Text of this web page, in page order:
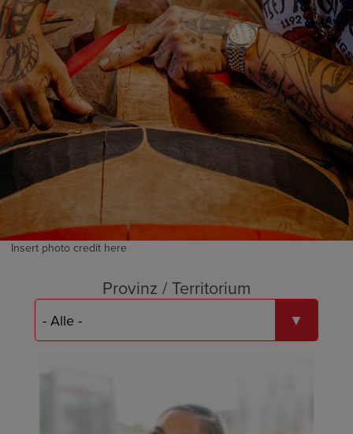
Insert photo credit here
Provinz / Territorium